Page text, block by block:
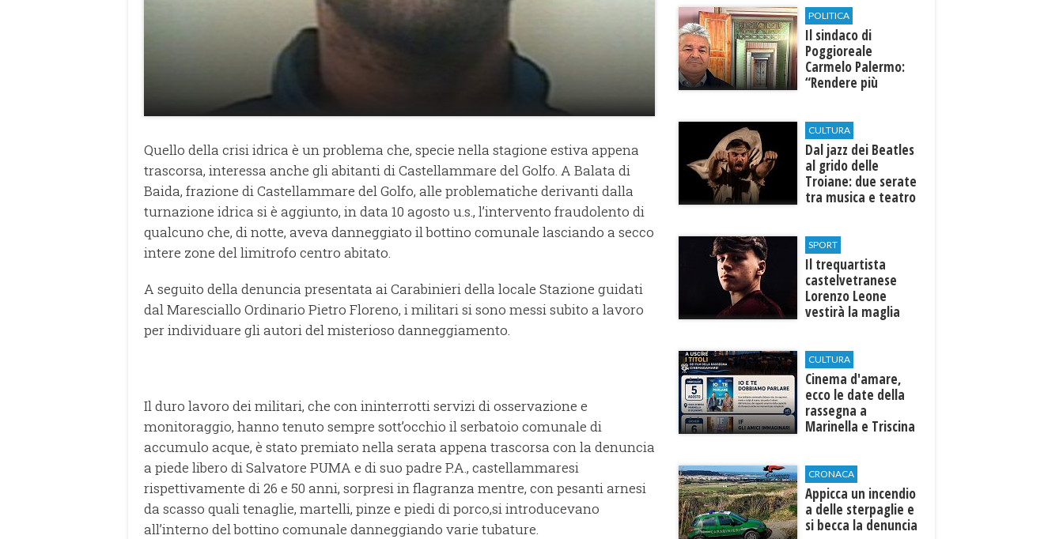
Quello della crisi idrica è un problema che, specie nella stagione estiva appena
trascorsa, interessa anche gli abitanti di Castellammare del Golfo. A Balata di
Baida, frazione di Castellammare del Golfo, alle problematiche derivanti dalla
turnazione idrica si è aggiunto, in data 10 agosto u.s., l’intervento fraudolento di
qualcuno che, di notte, aveva danneggiato il bottino comunale lasciando a secco
intere zone del limitrofo centro abitato.
A seguito della denuncia presentata ai Carabinieri della locale Stazione guidati
dal Maresciallo Ordinario Pietro Floreno, i militari si sono messi subito a lavoro
per individuare gli autori del misterioso danneggiamento.
Il duro lavoro dei militari, che con ininterrotti servizi di osservazione e
monitoraggio, hanno tenuto sempre sott’occhio il serbatoio comunale di
accumulo acque, è stato premiato nella serata appena trascorsa con la denuncia
a piede libero di Salvatore PUMA e di suo padre P.A., castellammaresi
rispettivamente di 26 e 50 anni, sorpresi in flagranza mentre, con pesanti arnesi
da scasso quali tenaglie, martelli, pinze e piedi di porco,si introducevano
all’interno del bottino comunale danneggiando varie tubature.
POLITICA
Il sindaco di
Poggioreale
Carmelo Palermo:
“Rendere più
Castelvetrano."
CULTURA
Dal jazz dei Beatles
al grido delle
Troiane: due serate
tra musica e teatro
SPORT
Il trequartista
castelvetranese
Lorenzo Leone
vestirà la maglia
CULTURA
Cinema d'amare,
ecco le date della
rassegna a
Marinella e Triscina
CRONACA
Appicca un incendio
a delle sterpaglie e
si becca la denuncia